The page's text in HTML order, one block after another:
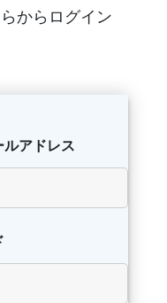
からログイン
アドレス